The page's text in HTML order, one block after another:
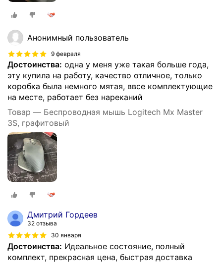
Анонимный пользователь
9 февраля
Достоинства: одна у меня уже такая больше года,
эту купила на работу, качество отличное, только
коробка была немного мятая, ввсе комплектующие
на месте, работает без нареканий
Товар — Беспроводная мышь Logitech Mx Master
3S, графитовый
Дмитрий Гордеев
32 отзыва
30 января
Достоинства: Идеальное состояние, полный
комплект, прекрасная цена, быстрая доставка